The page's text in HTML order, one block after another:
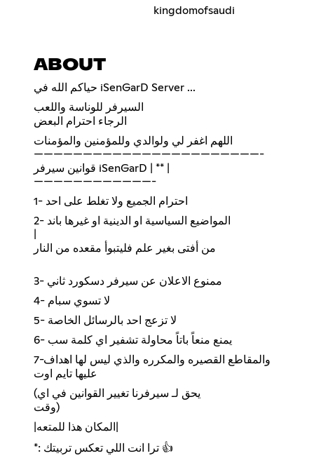
kingdomofsaudi
ABOUT
حياكم الله في iSenGarD Server ...
السيرفر للوناسة واللعب
الرجاء احترام البعض
اللهم اغفر لي ولوالدي وللمؤمنين والمؤمنات
———————————————————————-
قوانين سيرفر iSenGarD | ** |
————————————-
1- احترام الجميع ولا تغلط على احد
2- المواضيع السياسية او الدينية او غيرها باند
من أفتى بغير علم فليتبوأ مقعده من النار
3- ممنوع الاعلان عن سيرفر دسكورد ثاني
4- لا تسوي سبام
5- لا تزعج احد بالرسائل الخاصة
6- يمنع منعاً باتاً محاولة تشفير اي كلمة سب
7-والمقاطع القصيره والمكرره والذي ليس لها اهداف
عليها تايم اوت
(يحق لـ سيرفرنا تغيير القوانين في اي
وقت)
*: ترا انت اللي تعكس تربيتك 👍